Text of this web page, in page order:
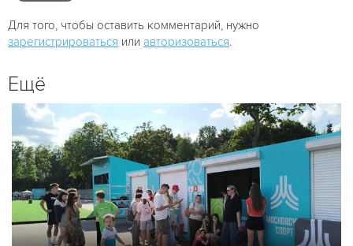
Для того, чтобы оставить комментарий, нужно
зарегистрироваться или авторизоваться
Ещё